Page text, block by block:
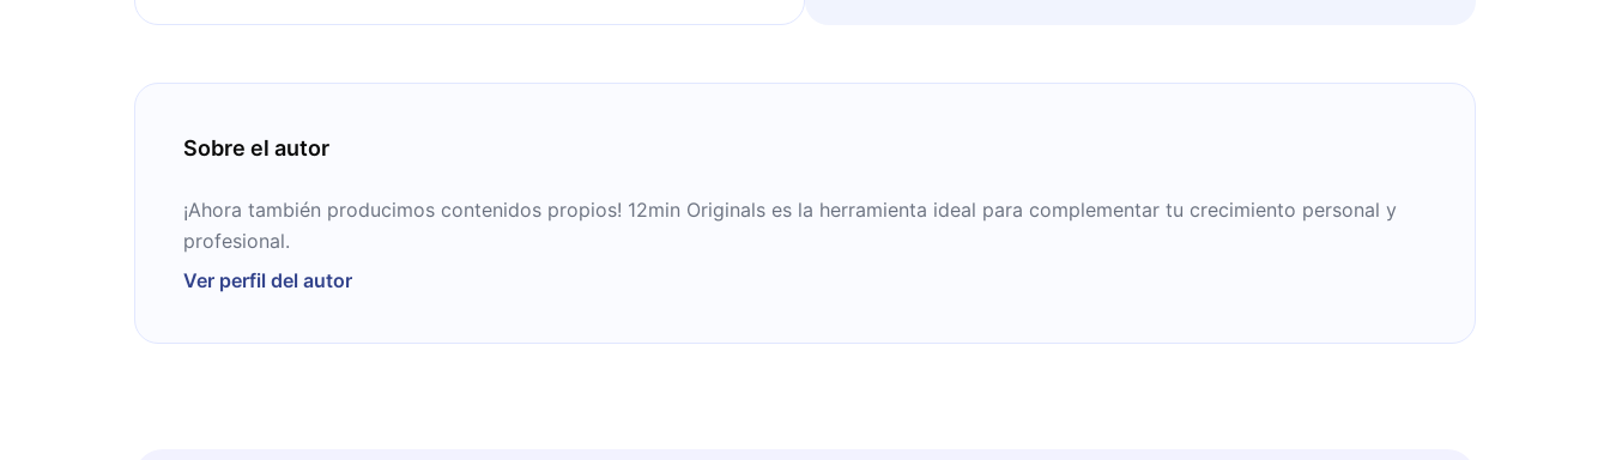
Sobre el autor
¡Ahora también producimos contenidos propios! 12min Originals es la herramienta ideal para complementar tu crecimiento personal y
profesional.
Ver perfil del autor